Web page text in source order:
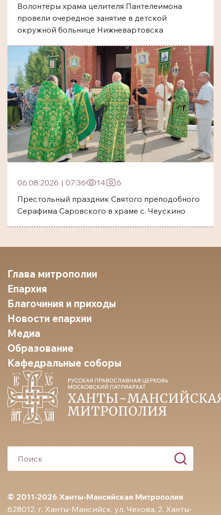
Волонтеры храма целителя Пантелеимона
провели очередное занятие в детской
окружной больнице Нижневартовска
06.08.2026 | 07:36 14
6
Престольный праздник Святого преподобного
Серафима Саровского в храме с. Чеускино
© 2011-2026 Ханты-Мансийская Митрополия
628012, г. Ханты-Мансийск, ул. Чехова, 2. Ханты-
Глава митрополии
Епархия
Благочиния и приходы
Новости епархии
Медиа
Образование
Кафедральные соборы